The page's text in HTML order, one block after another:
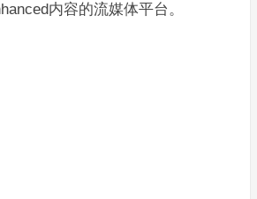
内容的流媒体平台。